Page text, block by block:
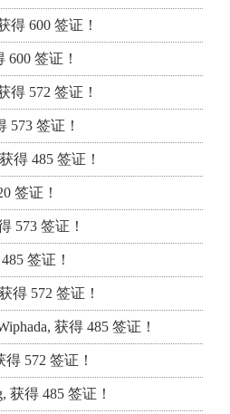
得 600 签证！
600 签证！
得 572 签证！
573 签证！
得 485 签证！
签证！
573 签证！
签证！
得 572 签证！
获得 485 签证！
572 签证！
获得 485 签证！